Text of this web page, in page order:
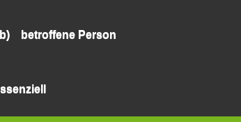
b) betroffene Person
Verarbeitung Verantwortlichen verarbeitet werden.